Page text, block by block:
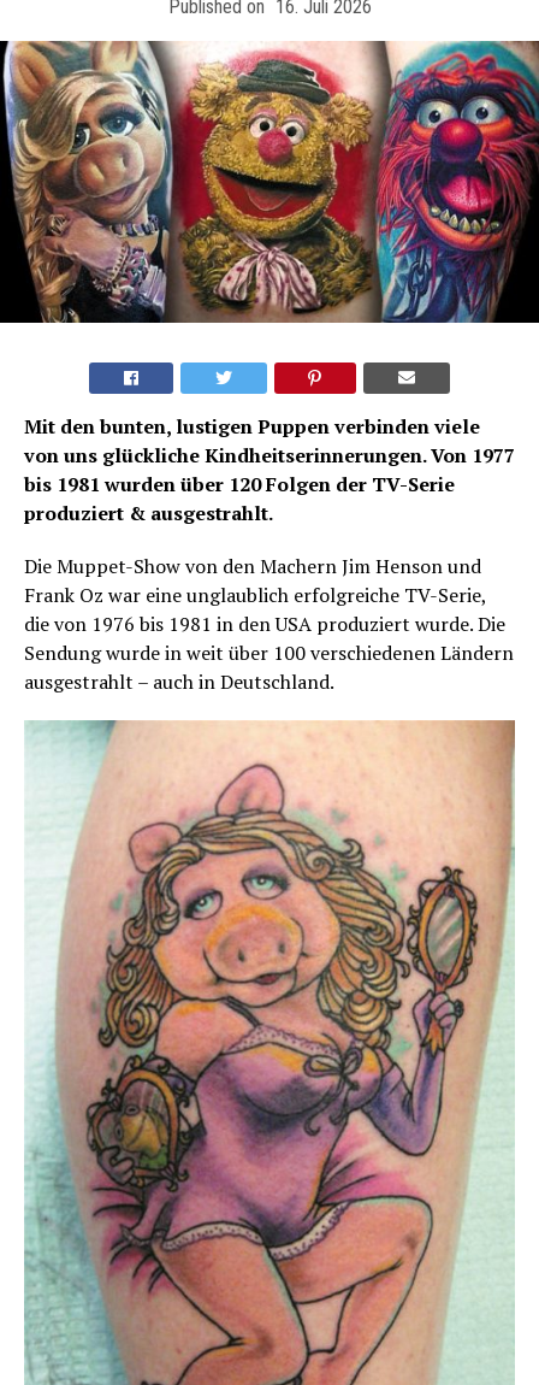
Published on 16. Juli 2026
Mit den bunten, lustigen Puppen verbinden viele
von uns glückliche Kindheitserinnerungen. Von 1977
bis 1981 wurden über 120 Folgen der TV-Serie
produziert & ausgestrahlt.
Die Muppet-Show von den Machern Jim Henson und
Frank Oz war eine unglaublich erfolgreiche TV-Serie,
die von 1976 bis 1981 in den USA produziert wurde. Die
Sendung wurde in weit über 100 verschiedenen Ländern
ausgestrahlt – auch in Deutschland.